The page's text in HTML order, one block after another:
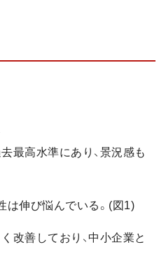
最高水準にあり、景況感も
は伸び悩んでいる。(図1)
改善しており、中小企業と